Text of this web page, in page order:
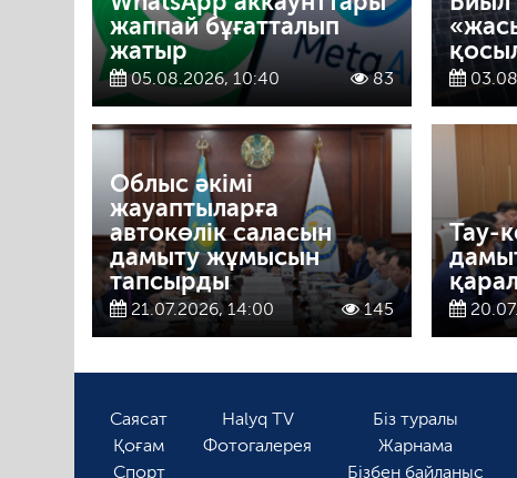
жаппай бұғатталып
жатыр
05.08.2026, 10:40 83
Облыс әкімі
жауаптыларға
автокөлік саласын
дамыту жұмысын
тапсырды
21.07.2026, 14:00 145
Тау-
Саясат
Қоғам
Спорт
Halyq TV
Фотогалерея
Біз туралы
Жарнама
Бізбен байланыс